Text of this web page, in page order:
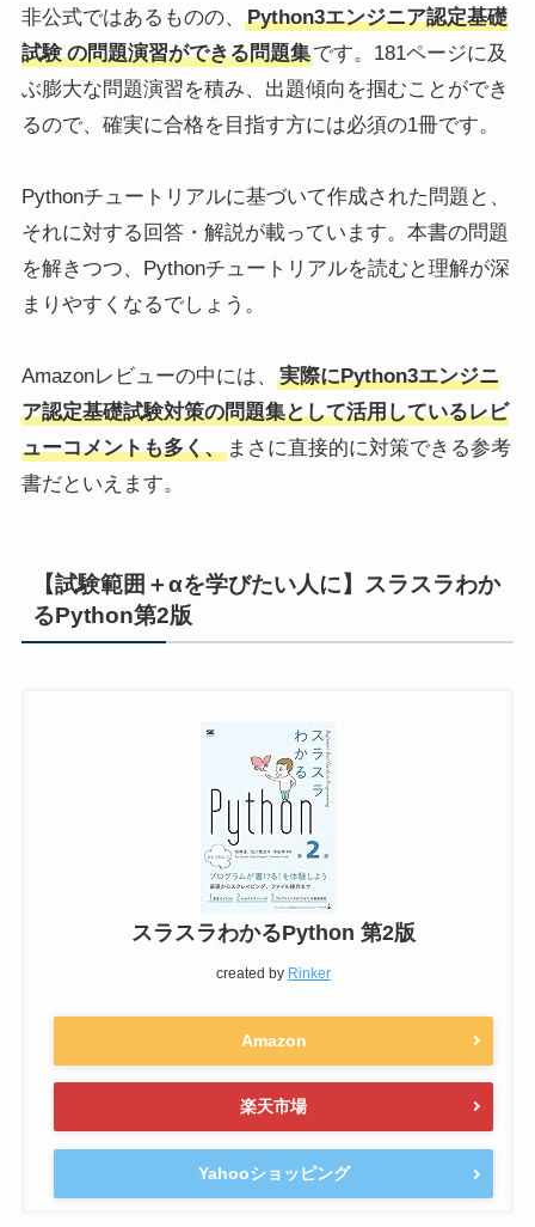
非公式ではあるものの、
Python3エンジニア認定基礎
試験 の問題演習ができる問題集です。181ページに及
ぶ膨大な問題演習を積み、出題傾向を掴むことができ
るので、確実に合格を目指す方には必須の1冊です。
Pythonチュートリアルに基づいて作成された問題と、
それに対する回答・解説が載っています。本書の問題
を解きつつ、Pythonチュートリアルを読むと理解が深
まりやすくなるでしょう。
Amazonレビューの中には、
実際にPython3エンジニ
ア認定基礎試験対策の問題集として活用しているレビ
ューコメントも多く、まさに直接的に対策できる参考
書だといえます。
【試験範囲＋αを学びたい人に】スラスラわか
るPython第2版
スラスラわかるPython 第2版
created by Rinker
Amazon
楽天市場
Yahooショッピング